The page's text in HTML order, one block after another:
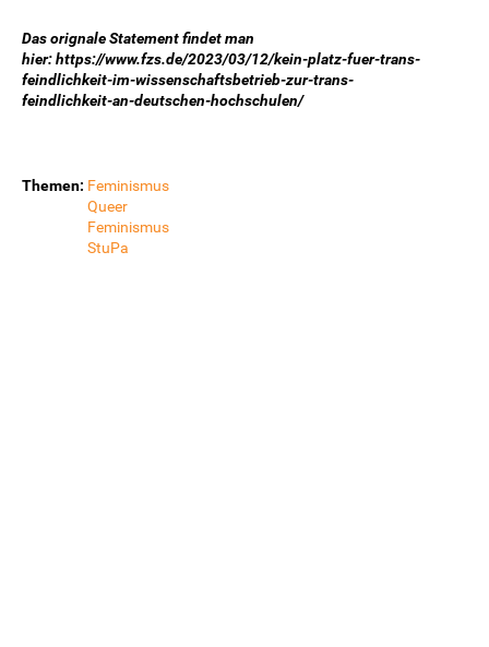
Das orignale Statement findet man
hier: https://www.fzs.de/2023/03/12/kein-platz-fuer-trans-
feindlichkeit-im-wissenschaftsbetrieb-zur-trans-
feindlichkeit-an-deutschen-hochschulen/
Themen: Feminismus
Queer
Feminismus
StuPa